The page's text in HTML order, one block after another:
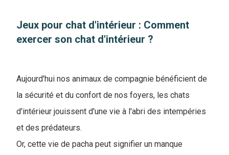
Jeux pour chat d'intérieur : Comment
exercer son chat d'intérieur ?
Aujourd'hui nos animaux de compagnie bénéficient de
la sécurité et du confort de nos foyers, les chats
d'intérieur jouissent d'une vie à l'abri des intempéries
et des prédateurs.
Or, cette vie de pacha peut signifier un manque